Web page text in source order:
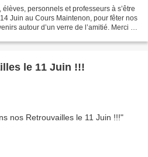
personnels et professeurs à s’être
Juin au Cours Maintenon, pour fêter nos
autour d’un verre de l’amitié. Merci à
le 11 Juin !!!